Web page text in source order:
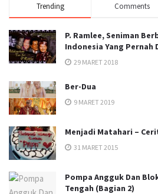
Trending Comments
P. Ramlee, Seniman
Indonesia Yang Pernah
29 MARET 2018
Ber-Dua
9 MARET 2019
Menjadi Matahari –
31 MARET 2015
Pompa Angguk Dan
Tengah (Bagian 2)